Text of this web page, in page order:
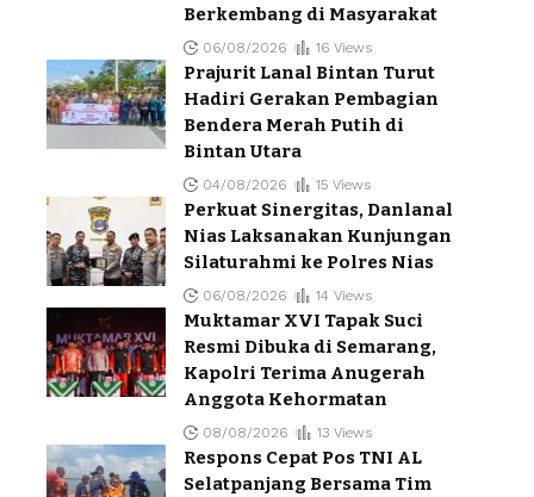
Berkembang di Masyarakat
06/08/2026 16 Views
Prajurit Lanal Bintan Turut
Hadiri Gerakan Pembagian
Bendera Merah Putih di
Bintan Utara
04/08/2026 15 Views
Perkuat Sinergitas, Danlanal
Nias Laksanakan Kunjungan
Silaturahmi ke Polres Nias
06/08/2026 14 Views
Muktamar XVI Tapak Suci
Resmi Dibuka di Semarang,
Kapolri Terima Anugerah
Anggota Kehormatan
08/08/2026 13 Views
Respons Cepat Pos TNI AL
Selatpanjang Bersama Tim